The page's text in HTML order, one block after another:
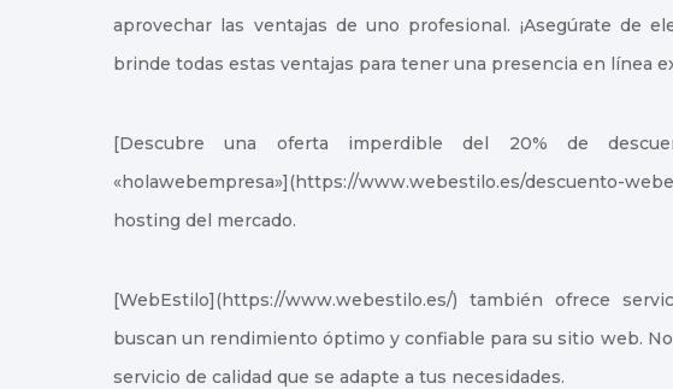
aprovechar las ventajas de uno profesional. ¡Asegúrate de
brinde todas estas ventajas para tener una presencia en línea
[Descubre una oferta imperdible del 20% de
«holawebempresa»](https://www.webestilo.es/descuento-
hosting del mercado.
[WebEstilo](https://www.webestilo.es/) también ofrece
buscan un rendimiento óptimo y confiable para su sitio web.
servicio de calidad que se adapte a tus necesidades.